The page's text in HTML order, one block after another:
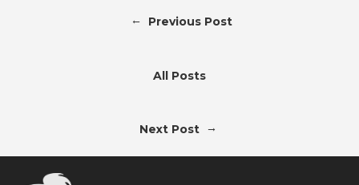
← Previous Post
All Posts
Next Post →